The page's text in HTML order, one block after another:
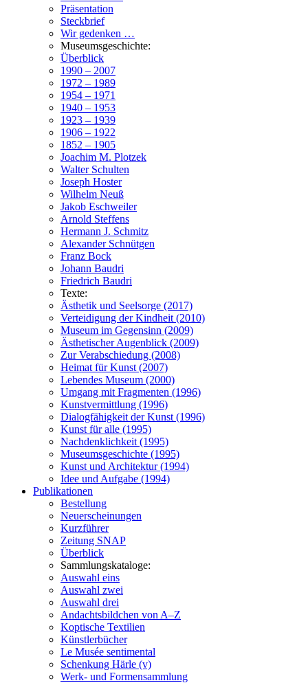
Präsentation
Steckbrief
Wir gedenken …
Museumsgeschichte:
Überblick
1990 – 2007
1972 – 1989
1954 – 1971
1940 – 1953
1923 – 1939
1906 – 1922
1852 – 1905
Joachim M. Plotzek
Walter Schulten
Joseph Hoster
Wilhelm Neuß
Jakob Eschweiler
Arnold Steffens
Hermann J. Schmitz
Alexander Schnütgen
Franz Bock
Johann Baudri
Friedrich Baudri
Texte:
Ästhetik und Seelsorge (2017)
Verteidigung der Kindheit (2010)
Museum im Gegensinn (2009)
Ästhetischer Augenblick (2009)
Zur Verabschiedung (2008)
Heimat für Kunst (2007)
Lebendes Museum (2000)
Umgang mit Fragmenten (1996)
Kunstvermittlung (1996)
Dialogfähigkeit der Kunst (1996)
Kunst für alle (1995)
Nachdenklichkeit (1995)
Museumsgeschichte (1995)
Kunst und Architektur (1994)
Idee und Aufgabe (1994)
Publikationen
Bestellung
Neuerscheinungen
Kurzführer
Zeitung SNAP
Überblick
Sammlungskataloge:
Auswahl eins
Auswahl zwei
Auswahl drei
Andachtsbildchen von A–Z
Koptische Textilien
Künstlerbücher
Le Musée sentimental
Schenkung Härle (v)
Werk- und Formensammlung